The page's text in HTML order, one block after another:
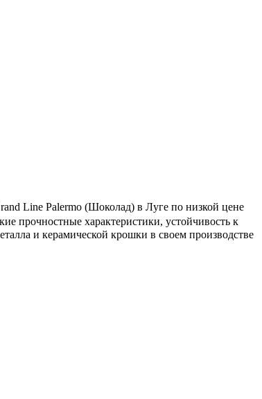
Line Palermo (Шоколад) в Луге по низкой цене
прочностные характеристики, устойчивость к
и керамической крошки в своем производстве